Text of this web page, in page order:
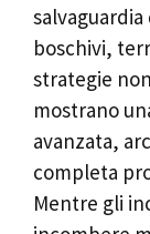
boschivi,
strategie
mostrano
avanzata,
completa
Mentre gli